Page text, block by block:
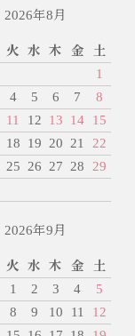
2026年8月
火 水 木 金
土
1
4 5 6 7
8
11 12 13 14
15
18 19 20 21
22
25 26 27 28
29
2026年9月
火 水 木 金
土
1
2 3 4
5
8 9 10 11
12